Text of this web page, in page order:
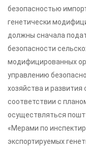
безопасностью
генетически
должны сначала
безопасности
модифицированных
управлению
хозяйства и
соответствии с
осуществляться
«Мерами по
экспортируемых